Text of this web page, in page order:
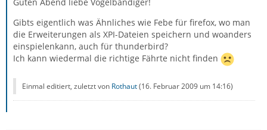
Gibts eigentlich was Ähnliches wie Febe für firefox, wo man
die Erweiterungen als XPI-Dateien speichern und woanders
einspielenkann, auch für thunderbird?
Ich kann wiedermal die richtige Fährte nicht finden
Einmal editiert, zuletzt von Rothaut(16. Februar 2009 um 14:16)